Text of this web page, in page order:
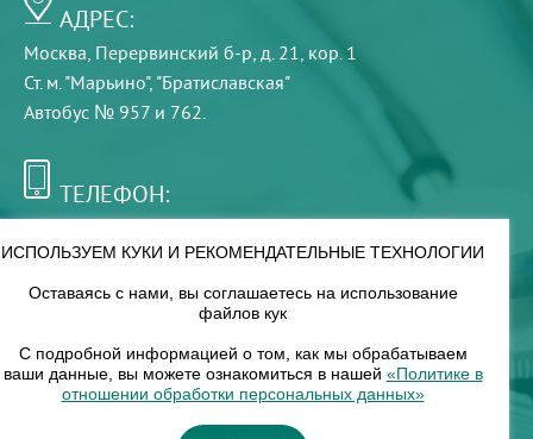
АДРЕС:
Москва, Перервинский б-р, д. 21, кор. 1
Ст. м. "Марьино", "Братиславская"
Автобус № 957 и 762.
ТЕЛЕФОН:
РЕЖИМ РАБОТЫ:
8 — 18
НАШ ФИЛИАЛ:
ИСПОЛЬЗУЕМ КУКИ И РЕКОМЕНДАТЕЛЬНЫЕ ТЕХНОЛОГИИ
Оставаясь с нами, вы соглашаетесь на использование
файлов кук
С подробной информацией о том, как мы обрабатываем
ваши данные, вы можете ознакомиться в нашей «Политике в
отношении обработки персональных данных»